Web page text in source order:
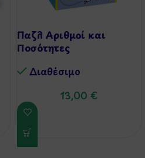
Παζλ Αριθμοί και
Ποσότητες
Διαθέσιμo
13,00 €